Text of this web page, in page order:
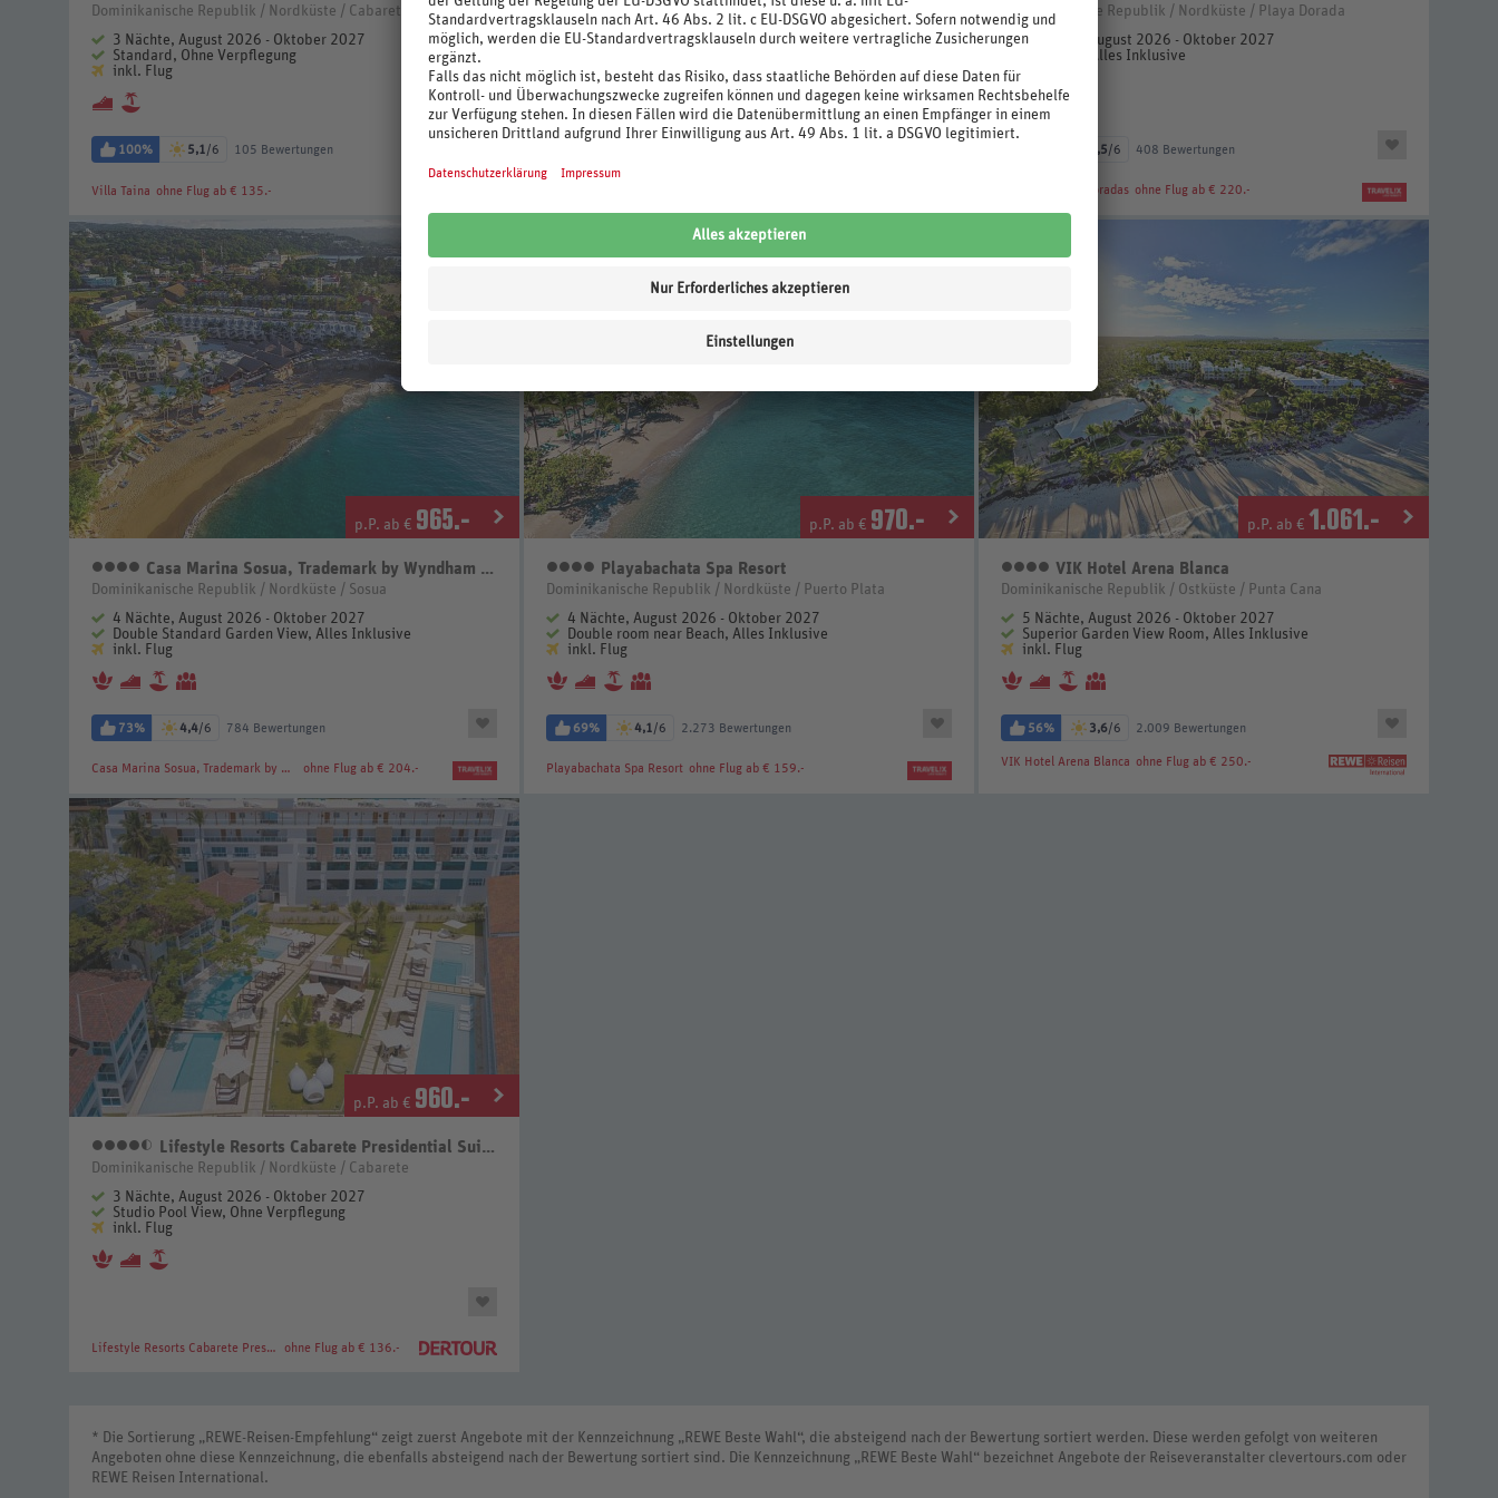
Dominikanische Republik / Nordküste / Cabarete
3 Nächte, August 2026 - Oktober 2027
Standard, Ohne Verpflegung
inkl. Flug
100% 5,1/6 105 Bewertungen
Villa Taina ohne Flug ab € 135.-
Mexiko / Halbinsel Yucatán / Cancún
3 Nächte, August 2026 - Oktober 2027
inkl. Flug + Transfer
Dominikanische Republik / Nordküste / Playa Dorada
5 Nächte, August 2026 - Oktober 2027
Standard, Alles Inklusive
4,5/6 408 Bewertungen
BlueBay Villas Doradas ohne Flug ab € 220.-
p.P. ab € 965.-
4 Sterne
Casa Marina Sosua, Trademark by Wyndham All Inclusive
Dominikanische Republik / Nordküste / Sosua
4 Nächte, August 2026 - Oktober 2027
Double Standard Garden View, Alles Inklusive
inkl. Flug
73% 4,4/6 784 Bewertungen
Casa Marina Sosua, Trademark by Wyndham All Inclusive ohne Flug ab € 204.-
p.P. ab € 970.-
4 Sterne
Playabachata Spa Resort
Dominikanische Republik / Nordküste / Puerto Plata
4 Nächte, August 2026 - Oktober 2027
Double room near Beach, Alles Inklusive
inkl. Flug
69% 4,1/6 2.273 Bewertungen
Playabachata Spa Resort ohne Flug ab € 159.-
p.P. ab € 1.061.-
4 Sterne
VIK Hotel Arena Blanca
Dominikanische Republik / Ostküste / Punta Cana
5 Nächte, August 2026 - Oktober 2027
Superior Garden View Room, Alles Inklusive
inkl. Flug
56% 3,6/6 2.009 Bewertungen
VIK Hotel Arena Blanca ohne Flug ab € 250.-
p.P. ab € 960.-
4,5 Sterne
Lifestyle Resorts Cabarete Presidential Suites
Dominikanische Republik / Nordküste / Cabarete
3 Nächte, August 2026 - Oktober 2027
Studio Pool View, Ohne Verpflegung
inkl. Flug
Lifestyle Resorts Cabarete Presidential Suites ohne Flug ab € 136.-
* Die Sortierung „REWE-Reisen-Empfehlung“ zeigt zuerst Angebote mit der Kennzeichnung „REWE Beste Wahl“, die absteigend nach der Bewertung sortiert werden. Diese werden gefolgt von weiteren
Angeboten ohne diese Kennzeichnung, die ebenfalls absteigend nach der Bewertung sortiert sind. Die Kennzeichnung „REWE Beste Wahl“ bezeichnet Angebote der Reiseveranstalter clevertours.com oder
REWE Reisen International.